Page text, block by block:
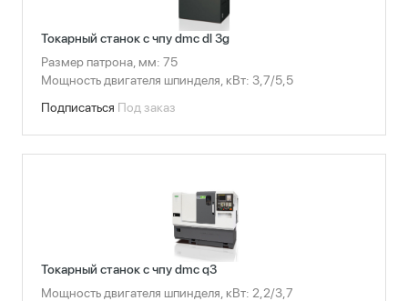
Токарный станок с чпу dmc dl 3g
Размер патрона, мм: 75
Мощность двигателя шпинделя, кВт: 3,7/5,5
Подписаться Под заказ
Токарный станок с чпу dmc q3
Мощность двигателя шпинделя, кВт: 2,2/3,7